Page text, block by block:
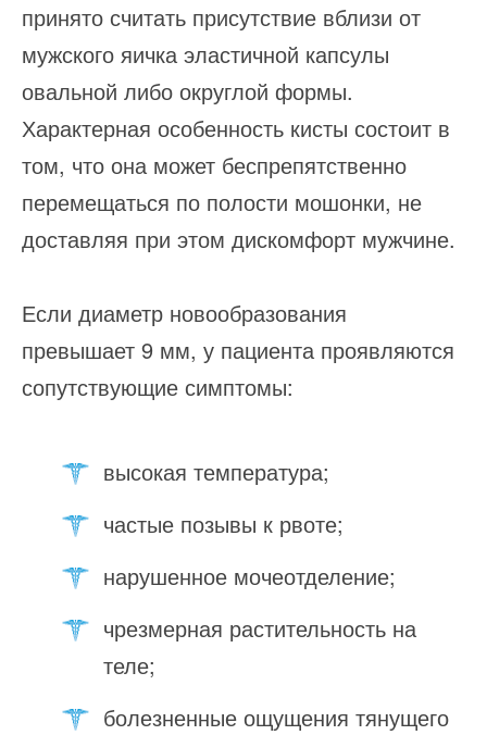
принято считать присутствие вблизи от
мужского яичка эластичной капсулы
овальной либо округлой формы.
Характерная особенность кисты состоит в
том, что она может беспрепятственно
перемещаться по полости мошонки, не
доставляя при этом дискомфорт мужчине.
Если диаметр новообразования
превышает 9 мм, у пациента проявляются
сопутствующие симптомы:
высокая температура;
частые позывы к рвоте;
нарушенное мочеотделение;
чрезмерная растительность на
теле;
болезненные ощущения тянущего